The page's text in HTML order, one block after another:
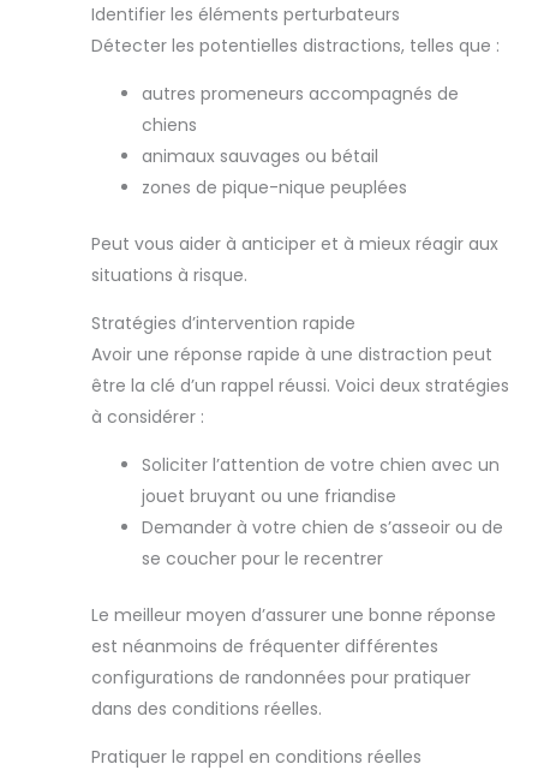
Identifier les éléments perturbateurs
Détecter les potentielles distractions, telles que :
autres promeneurs accompagnés de
chiens
animaux sauvages ou bétail
zones de pique-nique peuplées
Peut vous aider à anticiper et à mieux réagir aux
situations à risque.
Stratégies d’intervention rapide
Avoir une réponse rapide à une distraction peut
être la clé d’un rappel réussi. Voici deux stratégies
à considérer :
Soliciter l’attention de votre chien avec un
jouet bruyant ou une friandise
Demander à votre chien de s’asseoir ou de
se coucher pour le recentrer
Le meilleur moyen d’assurer une bonne réponse
est néanmoins de fréquenter différentes
configurations de randonnées pour pratiquer
dans des conditions réelles.
Pratiquer le rappel en conditions réelles